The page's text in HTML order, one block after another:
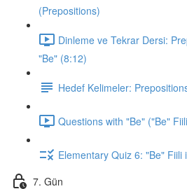
(Prepositions)
Dinleme ve Tekrar Dersi:
"Be" (8:12)
Hedef Kelimeler:
Questions with "Be" ("Be"
Elementary Quiz 6: "Be" Fiili
7. Gün